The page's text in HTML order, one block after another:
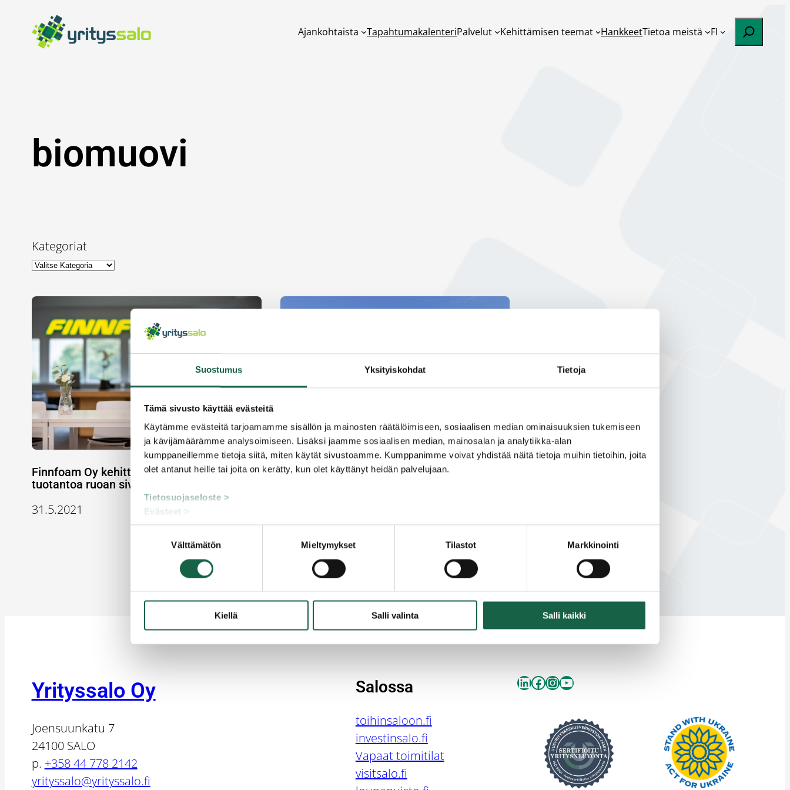
Suostumus Yksityiskohdat Tietoja
Tämä sivusto käyttää evästeitä
Käytämme evästeitä tarjoamamme sisällön ja mainosten räätälöimiseen, sosiaalisen median ominaisuuksien tukemiseen
ja kävijämäärämme analysoimiseen. Lisäksi jaamme sosiaalisen median, mainosalan ja analytiikka-alan
kumppaneillemme tietoja siitä, miten käytät sivustoamme. Kumppanimme voivat yhdistää näitä tietoja muihin tietoihin, joita
olet antanut heille tai joita on kerätty, kun olet käyttänyt heidän palvelujaan.
Tietosuojaseloste >
Evästeet >
Välttämätön Mieltymykset Tilastot Markkinointi
Kiellä Salli valinta Salli kaikki
sisältöön
Ajankohtaista TapahtumakalenteriPalvelut Kehittämisen teemat HankkeetTietoa meistä FI Etsi
biomuovi
Kategoriat
Finnfoam Oy kehittää ja innovoi biomuovin
tuotantoa ruoan sivuvirtoja hyödyntämällä
31.5.2021
19.6.2018
Yrityssalo Oy
Joensuunkatu 7
24100 SALO
p. +358 44 778 2142
yrityssalo@yrityssalo.fi
Salossa
toihinsaloon.fi
investinsalo.fi
Vapaat toimitilat
visitsalo.fi
LinkedIn
Facebook
Instagram
YouTube